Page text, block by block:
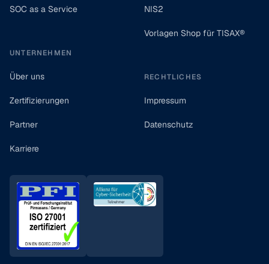
SOC as a Service
UNTERNEHMEN
Über uns
Zertifizierungen
Partner
Karriere
NIS2
Vorlagen Shop für TISAX®
RECHTLICHES
Impressum
Datenschutz